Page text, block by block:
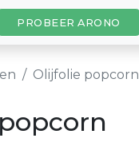
PROBEER ARONO
Olijfolie popcorn